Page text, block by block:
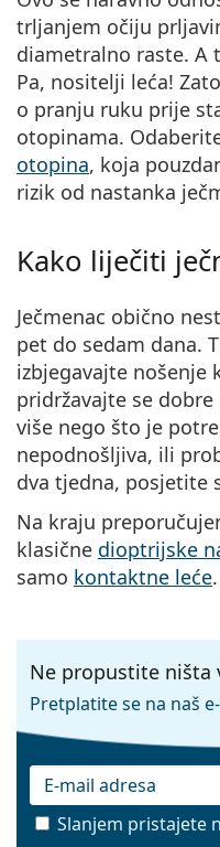
trljanjem očiju
diametralno raste. A
Pa, nositelji leća!
o pranju ruku prije
otopinama.
otopina, koja
rizik od nastanka
Kako liječiti
Ječmenac obično
pet do sedam dana.
izbjegavajte nošenje
pridržavajte se
više nego što je
nepodnošljiva, ili
dva tjedna, posjetite
Na kraju
klasične dioptrijske
samo kontaktne leće.
Ne propustite ništa
Pretplatite se na naš
Slanjem pristajete